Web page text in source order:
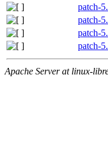
patch-
patch-
patch-
patch-
Apache Server at linux-